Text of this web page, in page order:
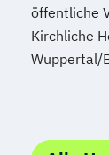
öffentliche
Kirchliche
Wuppertal/